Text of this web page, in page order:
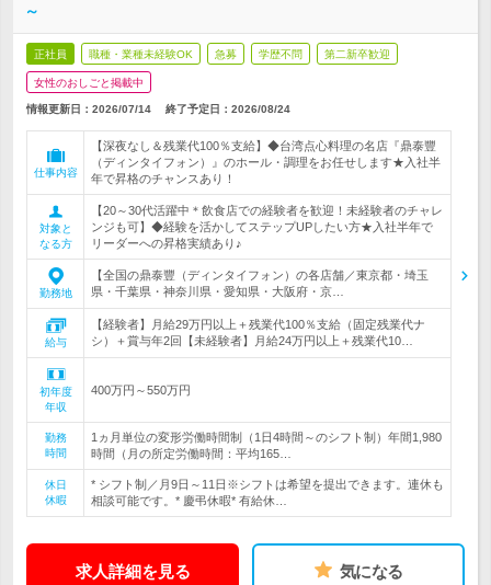
～
正社員 職種・業種未経験OK 急募 学歴不問 第二新卒歓迎
女性のおしごと掲載中
情報更新日：2026/07/14 終了予定日： 2026/08/24
仕事内容
【深夜なし＆残業代100％支給】◆台湾点心料理の名店『鼎泰豐
（ディンタイフォン）』のホール・調理をお任せします★入社半
年で昇格のチャンスあり！
対象と
なる方
【20～30代活躍中＊飲食店での経験者を歓迎！未経験者のチャレ
ンジも可】◆経験を活かしてステップUPしたい方★入社半年で
リーダーへの昇格実績あり♪
勤務地
【全国の鼎泰豐（ディンタイフォン）の各店舗／東京都・埼玉
県・千葉県・神奈川県・愛知県・大阪府・京…
給与
【経験者】月給29万円以上＋残業代100％支給（固定残業代ナ
シ）＋賞与年2回【未経験者】月給24万円以上＋残業代10…
初年度
年収
400万円～550万円
勤務
時間
1ヵ月単位の変形労働時間制（1日4時間～のシフト制）年間1,980
時間（月の所定労働時間：平均165…
休日
休暇
* シフト制／月9日～11日※シフトは希望を提出できます。連休も
相談可能です。* 慶弔休暇* 有給休…
求人詳細を見る 気になる